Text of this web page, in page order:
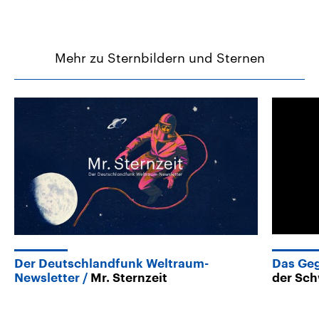
Mehr zu Sternbildern und Sternen
Der Deutschlandfunk Weltraum-
Newsletter
Mr. Sternzeit
Das
der